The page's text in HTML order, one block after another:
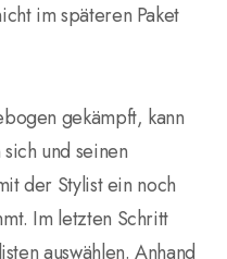
im späteren Paket
gekämpft, kann
und seinen
der Stylist ein noch
Im letzten Schritt
auswählen. Anhand